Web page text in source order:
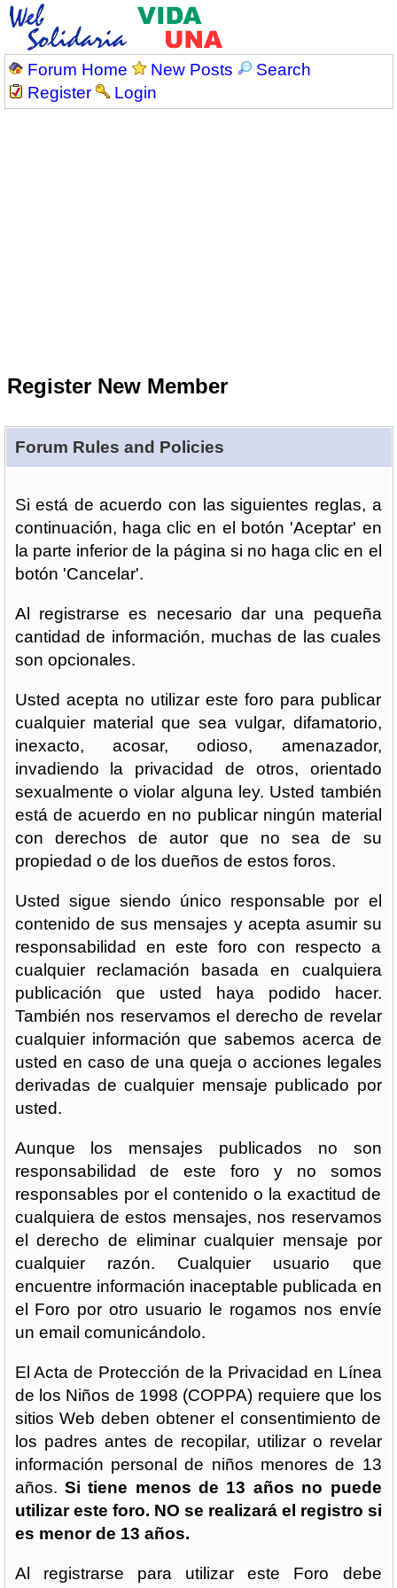
Forum Home New Posts
Search
Register
Login
Register New Member
Forum Rules and Policies
Si está de acuerdo con las siguientes reglas, a
continuación, haga clic en el botón 'Aceptar' en
la parte inferior de la página si no haga clic en el
botón 'Cancelar'.
Al registrarse es necesario dar una pequeña
cantidad de información, muchas de las cuales
son opcionales.
Usted acepta no utilizar este foro para publicar
cualquier material que sea vulgar, difamatorio,
inexacto, acosar, odioso, amenazador,
invadiendo la privacidad de otros, orientado
sexualmente o violar alguna ley. Usted también
está de acuerdo en no publicar ningún material
con derechos de autor que no sea de su
propiedad o de los dueños de estos foros.
Usted sigue siendo único responsable por el
contenido de sus mensajes y acepta asumir su
responsabilidad en este foro con respecto a
cualquier reclamación basada en cualquiera
publicación que usted haya podido hacer.
También nos reservamos el derecho de revelar
cualquier información que sabemos acerca de
usted en caso de una queja o acciones legales
derivadas de cualquier mensaje publicado por
usted.
Aunque los mensajes publicados no son
responsabilidad de este foro y no somos
responsables por el contenido o la exactitud de
cualquiera de estos mensajes, nos reservamos
el derecho de eliminar cualquier mensaje por
cualquier razón. Cualquier usuario que
encuentre información inaceptable publicada en
el Foro por otro usuario le rogamos nos envíe
un email comunicándolo.
El Acta de Protección de la Privacidad en Línea
de los Niños de 1998 (COPPA) requiere que los
sitios Web deben obtener el consentimiento de
los padres antes de recopilar, utilizar o revelar
información personal de niños menores de 13
años. Si tiene menos de 13 años no puede
utilizar este foro. NO se realizará el registro si
es menor de 13 años.
Al registrarse para utilizar este Foro debe